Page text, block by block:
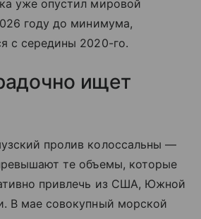
уже опустил мировой
году до минимума,
с середины 2020-го.
ищет
пролив колоссальны —
те объемы, которые
привлечь из США, Южной
В мае совокупный морской